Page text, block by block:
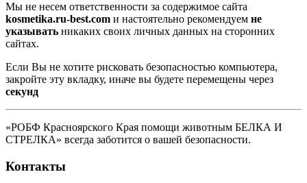
Мы не несем ответственности за содержимое сайта
kosmetika.ru-best.com и настоятельно рекомендуем не
указывать никаких своих личных данных на сторонних
сайтах.
Если Вы не хотите рисковать безопасностью компьютера,
закройте эту вкладку, иначе вы будете перемещены через
секунд
«РОБФ Красноярского Края помощи животным БЕЛКА И
СТРЕЛКА» всегда заботится о вашей безопасности.
Контакты